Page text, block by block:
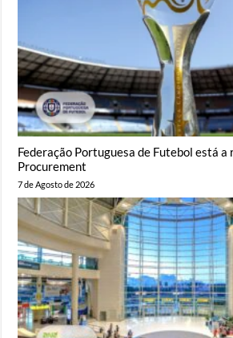
Federação Portuguesa de Futebol está a
Procurement
7 de Agosto de 2026